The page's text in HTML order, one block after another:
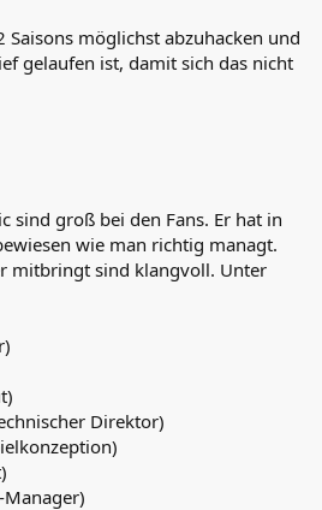
Saisons möglichst abzuhacken und
gelaufen ist, damit sich das nicht
sind groß bei den Fans. Er hat in
wie man richtig managt.
mitbringt sind klangvoll. Unter
Direktor)
Manager)